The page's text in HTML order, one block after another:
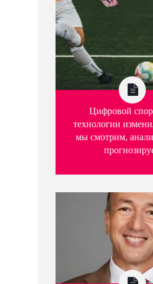
Цифровой
технологии
мы смотрим,